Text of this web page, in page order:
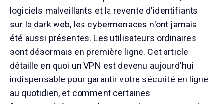
logiciels malveillants et la revente d'identifiants
sur le dark web, les cybermenaces n'ont jamais
été aussi présentes. Les utilisateurs ordinaires
sont désormais en première ligne. Cet article
détaille en quoi un VPN est devenu aujourd'hui
indispensable pour garantir votre sécurité en ligne
au quotidien, et comment certaines